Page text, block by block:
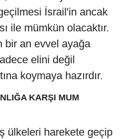
İsrail'in ancak
ile mümkün olacaktır.
bir an evvel ayağa
elini değil
koymaya hazırdır.
KARŞI MUM
ülkeleri harekete geçip